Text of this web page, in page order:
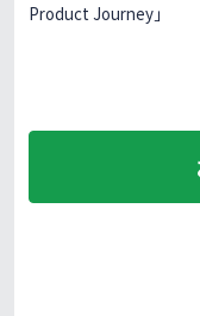
Product Journey」